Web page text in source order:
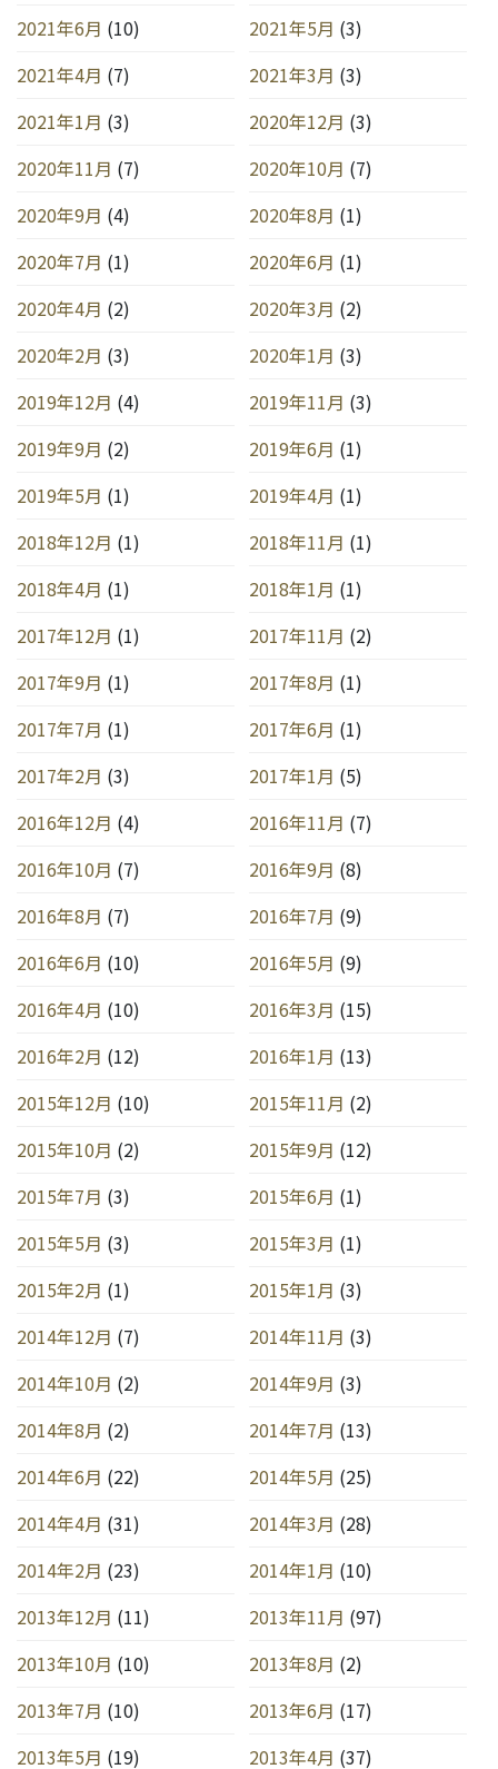
2021年6月 (10) 2021年5月 (3)
2021年4月 (7) 2021年3月 (3)
2021年1月 (3) 2020年12月 (3)
2020年11月 (7) 2020年10月 (7)
2020年9月 (4) 2020年8月 (1)
2020年7月 (1) 2020年6月 (1)
2020年4月 (2) 2020年3月 (2)
2020年2月 (3) 2020年1月 (3)
2019年12月 (4) 2019年11月 (3)
2019年9月 (2) 2019年6月 (1)
2019年5月 (1) 2019年4月 (1)
2018年12月 (1) 2018年11月 (1)
2018年4月 (1) 2018年1月 (1)
2017年12月 (1) 2017年11月 (2)
2017年9月 (1) 2017年8月 (1)
2017年7月 (1) 2017年6月 (1)
2017年2月 (3) 2017年1月 (5)
2016年12月 (4) 2016年11月 (7)
2016年10月 (7) 2016年9月 (8)
2016年8月 (7) 2016年7月 (9)
2016年6月 (10) 2016年5月 (9)
2016年4月 (10) 2016年3月 (15)
2016年2月 (12) 2016年1月 (13)
2015年12月 (10) 2015年11月 (2)
2015年10月 (2) 2015年9月 (12)
2015年7月 (3) 2015年6月 (1)
2015年5月 (3) 2015年3月 (1)
2015年2月 (1) 2015年1月 (3)
2014年12月 (7) 2014年11月 (3)
2014年10月 (2) 2014年9月 (3)
2014年8月 (2) 2014年7月 (13)
2014年6月 (22) 2014年5月 (25)
2014年4月 (31) 2014年3月 (28)
2014年2月 (23) 2014年1月 (10)
2013年12月 (11) 2013年11月 (97)
2013年10月 (10) 2013年8月 (2)
2013年7月 (10) 2013年6月 (17)
2013年5月 (19) 2013年4月 (37)